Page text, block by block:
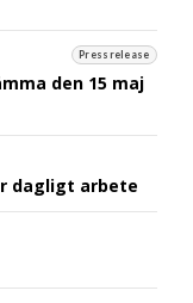
Pressrelease
den 15 maj
dagligt arbete